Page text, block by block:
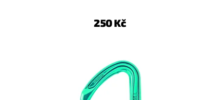
250 Kč